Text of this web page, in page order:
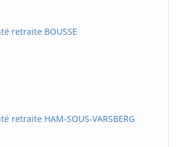
retraite BOUSSE
retraite HAM-SOUS-VARSBERG